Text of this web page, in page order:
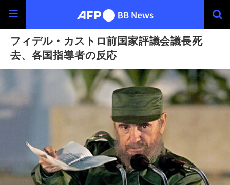
フィデル・カストロ前国家評議会議長死
去、各国指導者の反応